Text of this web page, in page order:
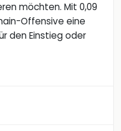
möchten. Mit 0,09
Offensive eine
den Einstieg oder